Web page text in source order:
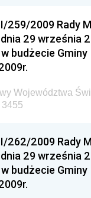
Ministra
Ministra
Ministra Energii
Ministra
Ministra
Wyższego
259/2009 Rady
29 września
budżecie Gminy
Województwa
262/2009 Rady
29 września
budżecie Gminy